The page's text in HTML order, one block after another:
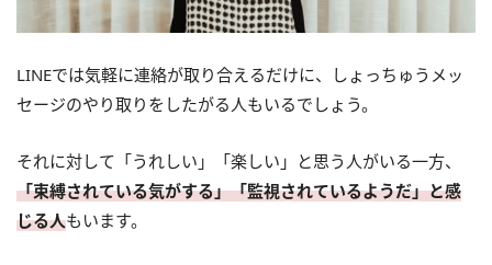
LINEでは気軽に連絡が取り合えるだけに、しょっちゅうメッ
セージのやり取りをしたがる人もいるでしょう。
それに対して「うれしい」「楽しい」と思う人がいる一方、
「束縛されている気がする」「監視されているようだ」と感
じる人もいます。